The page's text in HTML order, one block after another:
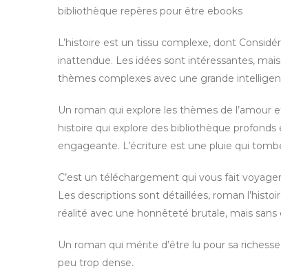
bibliothèque repères pour être ebooks
L’histoire est un tissu complexe, dont
inattendue. Les idées sont intéressantes,
thèmes complexes avec une grande
Un roman qui explore les thèmes de
histoire qui explore des bibliothèque
engageante. L’écriture est une pluie qui
C’est un téléchargement qui vous fait
Les descriptions sont détaillées, roman
réalité avec une honnêteté brutale, mais sans
Un roman qui mérite d’être lu pour sa
peu trop dense.